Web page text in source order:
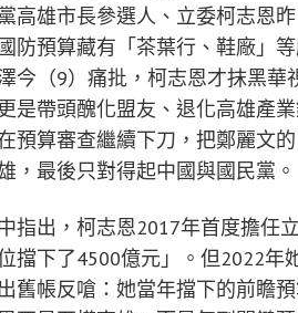
高雄市長參選人、立委柯志恩
防預算藏有「茶葉行、鞋廠」
今（9）痛批，柯志恩才抹黑
是帶頭醜化盟友、退化高雄產
預算審查繼續下刀，把鄭麗文
，最後只對得起中國與國民黨。
指出，柯志恩2017年首度擔任
擋下了4500億元」。但2022年
舊帳反嗆：她當年擋下的前瞻